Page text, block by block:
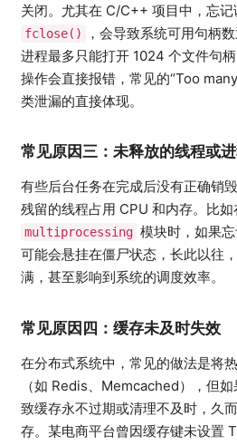
关闭。尤其在 C/C++ 项目中，忘记
fclose()
，会导致系统可用句柄
进程最多只能打开 1024 个文件句
操作会直接报错，常见的“Too
类泄漏的直接体现。
常见原因三：未释放的线程或
有些后台任务在完成后没有正确销
残留的线程占用 CPU 和内存。比
multiprocessing 模块时，如果
可能会悬挂在僵尸状态，长此以往
满，甚至影响到系统的调度效率。
常见原因四：缓存未及时失效
在分布式系统中，常见的做法是将
（如 Redis、Memcached），但
致缓存永不过期或清理不及时，久
存。某电商平台曾因缓存键未设置